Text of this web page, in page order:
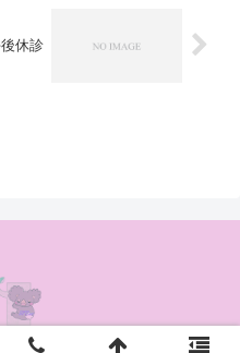
休診
喉科クリニック.